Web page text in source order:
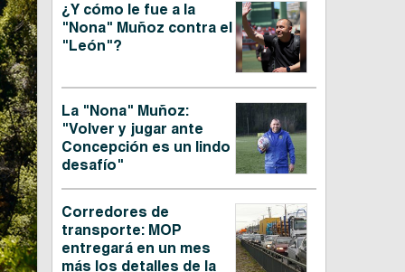
¿Y cómo le fue a la
"Nona" Muñoz contra el
"León"?
La "Nona" Muñoz:
"Volver y jugar ante
Concepción es un lindo
desafío"
Corredores de
transporte: MOP
entregará en un mes
más los detalles de la